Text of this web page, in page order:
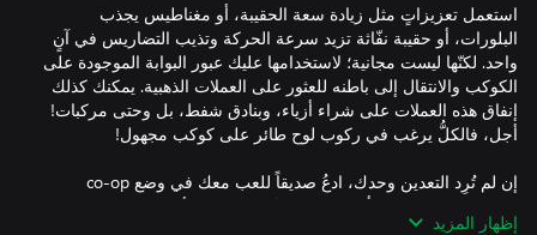
استعمل تعزيزاتٍ مثل زيادة سعة الحقيبة، أو مغناطيس يجذب
البلورات، أو حقيبة نفّاثة تزيد سرعة الحركة وتذيب التضاريس في آنٍ
واحد. لكنّها ليست مجانية؛ لاستخدامها عليك عبور البوابة الموجودة على
الكوكب والانتقال إلى باطنه للعثور على العملات الذهبية. يمكنك كذلك
إنفاق هذه العملات على شراء أزياء، وبنادق شفط، بل وحتى مركبات!
إن لم تُرِد التعدين وحدك، ادعُ صديقاً للعب معك في وضع co-op
وتقاسما المهام! اختر أزياءكما المفضّلة، امتطيا الألواح الطائرة واغتنيا
إظهار المزيد